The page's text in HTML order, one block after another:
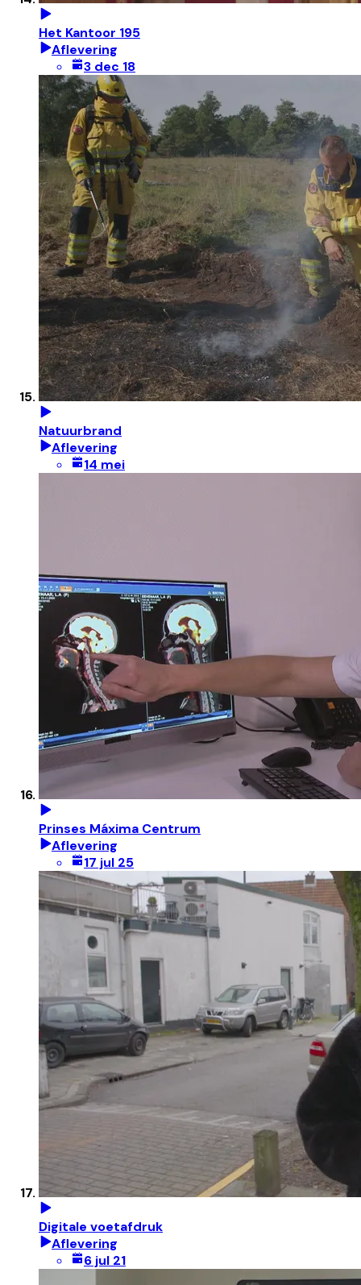
Het Kantoor 195
Aflevering
3 dec 18
Natuurbrand
Aflevering
14 mei
Prinses Máxima Centrum
Aflevering
17 jul 25
Digitale voetafdruk
Aflevering
6 jul 21